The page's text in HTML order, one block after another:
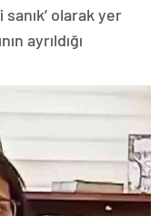
olarak yer
ayrıldığı